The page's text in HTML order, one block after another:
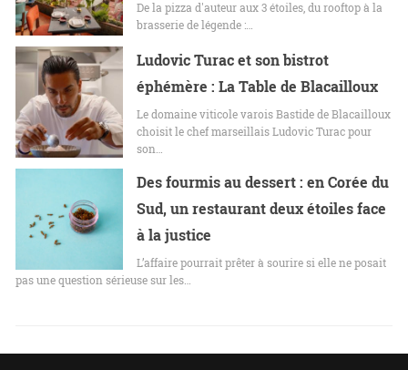
De la pizza d'auteur aux 3 étoiles, du rooftop à la
brasserie de légende :…
Ludovic Turac et son bistrot
éphémère : La Table de Blacailloux
Le domaine viticole varois Bastide de Blacailloux
choisit le chef marseillais Ludovic Turac pour
son…
Des fourmis au dessert : en Corée du
Sud, un restaurant deux étoiles face
à la justice
L’affaire pourrait prêter à sourire si elle ne posait
pas une question sérieuse sur les…